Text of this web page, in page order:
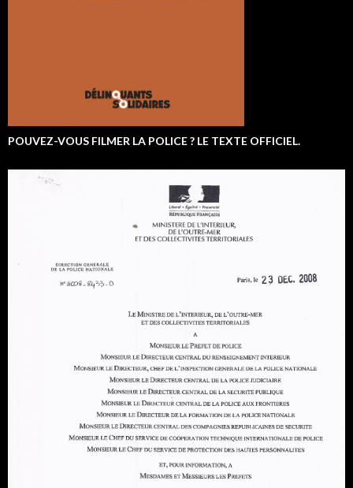
POUVEZ-VOUS FILMER LA POLICE ? LE TEXTE OFFICIEL.